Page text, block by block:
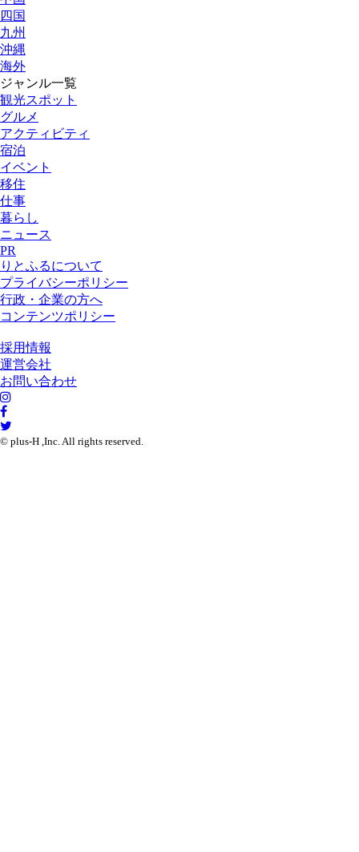
四国
九州
沖縄
海外
ジャンル一覧
観光スポット
グルメ
アクティビティ
宿泊
イベント
移住
仕事
暮らし
ニュース
PR
りとふるについて
プライバシーポリシー
行政・企業の方へ
コンテンツポリシー
採用情報
運営会社
お問い合わせ
© plus-H ,Inc. All rights reserved.